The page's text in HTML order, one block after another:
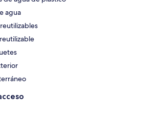
agua